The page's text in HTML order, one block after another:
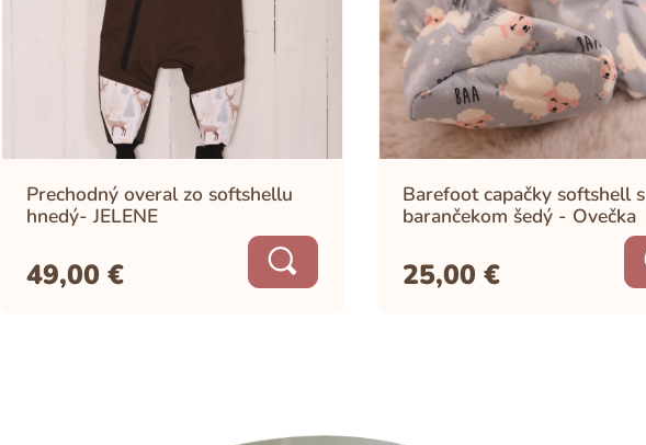
Prechodný overal zo softshellu
hnedý- JELENE
49,00 €
Barefoot capačky softshell s
barančekom šedý - Ovečka
25,00€